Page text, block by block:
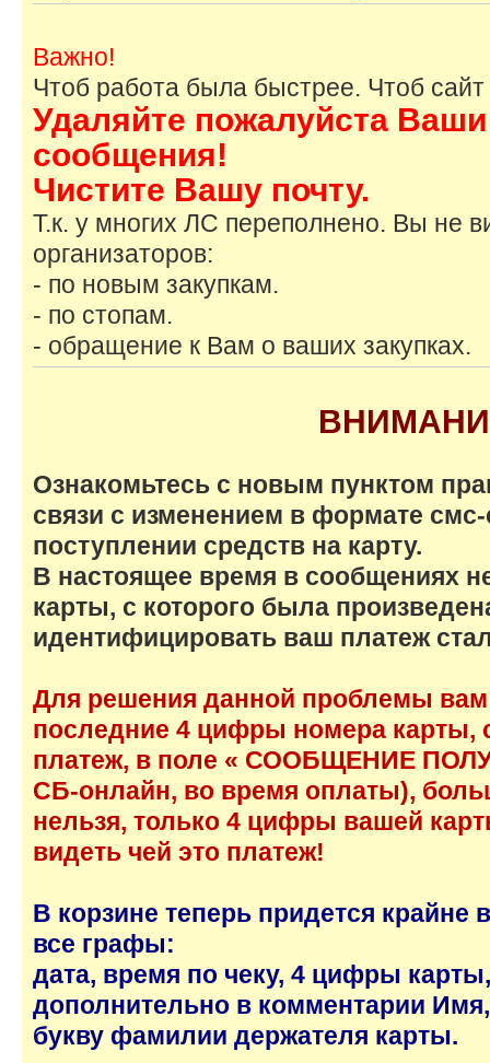
Важно!
Чтоб работа была быстрее. Чтоб
Удаляйте пожалуйста
сообщения!
Чистите Вашу почту.
Т.к. у многих ЛС переполнено. Вы не
организаторов:
- по новым закупкам.
- по стопам.
- обращение к Вам о ваших закупках.
Ознакомьтесь с новым пунктом
связи с изменением в формате
поступлении средств на карту.
В настоящее время в сообщениях
карты, с которого была
идентифицировать ваш платеж
Для решения данной проблемы вам
последние 4 цифры номера карты,
платеж, в поле « СООБЩЕНИЕ
СБ-онлайн, во время оплаты),
нельзя, только 4 цифры вашей
видеть чей это платеж!
В корзине теперь придется крайне
все графы:
дата, время по чеку, 4 цифры
дополнительно в комментарии
букву фамилии держателя карты.